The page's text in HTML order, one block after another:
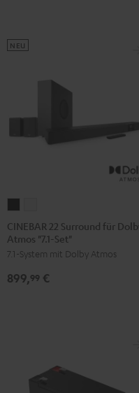
22
Surround
für
Dolby
22
Surround
für
Dolby
CINEBAR 22 Surround für
Atmos "7.1-Set"
7.1-System mit Dolby Atmos
NEU
899,99 €